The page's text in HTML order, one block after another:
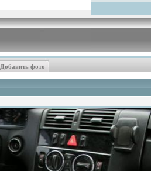
Добавить фото